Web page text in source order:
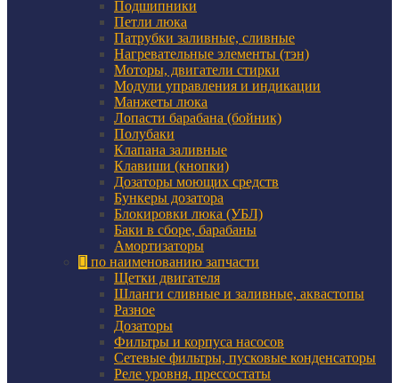
Подшипники
Петли люка
Патрубки заливные, сливные
Нагревательные элементы (тэн)
Моторы, двигатели стирки
Модули управления и индикации
Манжеты люка
Лопасти барабана (бойник)
Полубаки
Клапана заливные
Клавиши (кнопки)
Дозаторы моющих средств
Бункеры дозатора
Блокировки люка (УБЛ)
Баки в сборе, барабаны
Амортизаторы
по наименованию запчасти
Щетки двигателя
Шланги сливные и заливные, аквастопы
Разное
Дозаторы
Фильтры и корпуса насосов
Сетевые фильтры, пусковые конденсаторы
Реле уровня, прессостаты